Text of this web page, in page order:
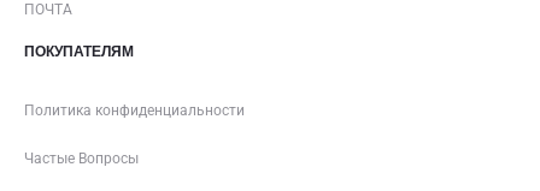
ПОЧТА
ПОКУПАТЕЛЯМ
Политика конфиденциальности
Частые Вопросы